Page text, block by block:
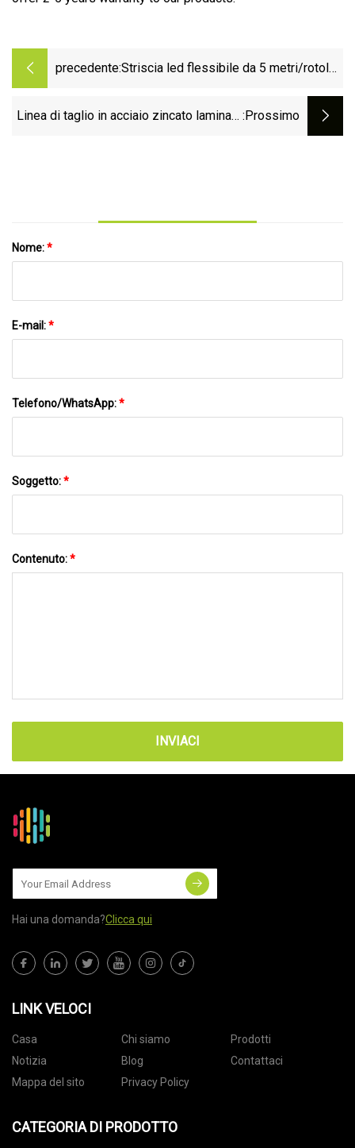
precedente:Striscia led flessibile da 5 metri/rotolo
Linea di taglio in acciaio zincato laminato :Prossimo
Nome:*
E-mail:*
Telefono/WhatsApp:*
Soggetto:*
Contenuto:*
INVIACI
Hai una domanda?Clicca qui
LINK VELOCI
Casa Chi siamo
Prodotti
Notizia
Blog
Contattaci
Mappa del sito
Privacy Policy
CATEGORIA DI PRODOTTO